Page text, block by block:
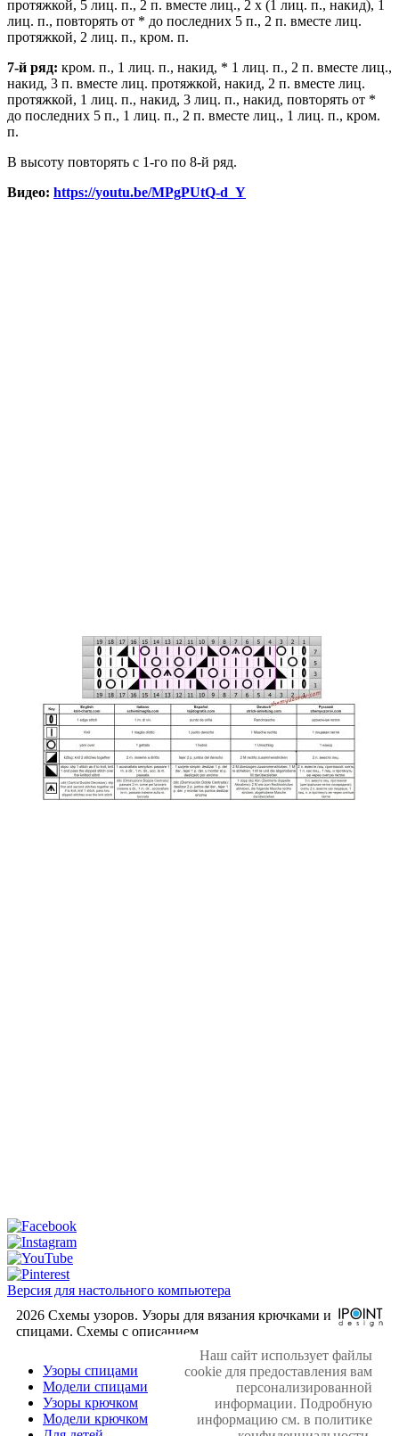
протяжкой, 5 лиц. п., 2 п. вместе лиц., 2 х (1 лиц. п., накид), 1
лиц. п., повторять от * до последних 5 п., 2 п. вместе лиц.
протяжкой, 2 лиц. п., кром. п.
7-й ряд: кром. п., 1 лиц. п., накид, * 1 лиц. п., 2 п. вместе лиц.,
накид, 3 п. вместе лиц. протяжкой, накид, 2 п. вместе лиц.
протяжкой, 1 лиц. п., накид, 3 лиц. п., накид, повторять от *
до последних 5 п., 1 лиц. п., 2 п. вместе лиц., 1 лиц. п., кром.
п.
В высоту повторять с 1-го по 8-й ряд.
Видео: https://youtu.be/MPgPUtQ-d_Y
Версия для настольного компьютера
2026 Схемы узоров. Узоры для вязания крючками и
спицами. Cхемы с описанием.
Узоры спицами
Модели спицами
Узоры крючком
Модели крючком
Наш сайт использует файлы
cookie для предоставления вам
персонализированной
информации. Подробную
информацию см. в политике